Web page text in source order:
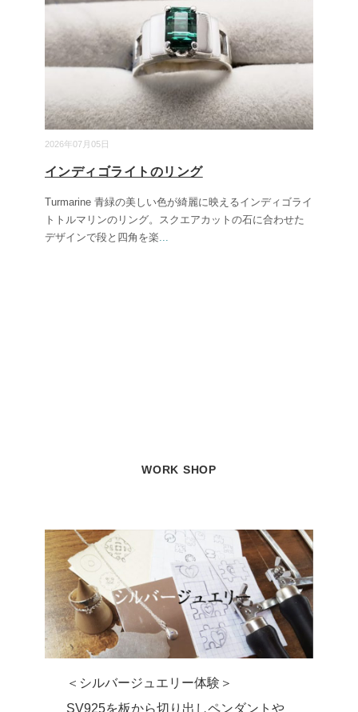
2026年07月05日
インディゴライトのリング
Turmarine 青緑の美しい色が綺麗に映えるインディゴライ
トトルマリンのリング。スクエアカットの石に合わせた
デザインで段と四角を楽
WORK SHOP
＜シルバージュエリー体験＞
SV925を板から切り出しペンダントや